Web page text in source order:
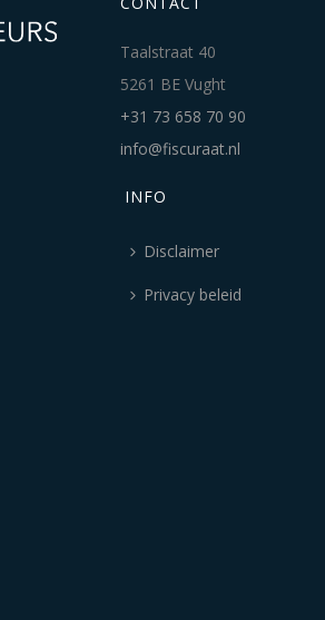
Taalstraat 40
5261 BE Vught
+31 73 658 70 90
info@fiscuraat.nl
INFO
Disclaimer
Privacy beleid